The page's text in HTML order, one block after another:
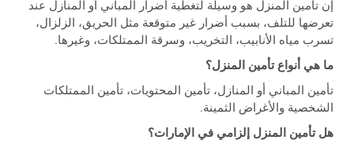
إن تأمين المنزل هو وسيلة لتغطية أضرار المباني أو المنازل عند
تعرضها للتلف، بسبب أضرار غير متوقعة مثل الحريق، الزلزال،
تسرب مياه الأنابيب، التخريب، وسرقة الممتلكات، وغيرها.
ما هي أنواع تأمين المنزل؟
تأمين المباني أو المنازل، تأمين المحتويات، تأمين الممتلكات
الشخصية والأغراض الثمينة.
هل تأمين المنزل إلزامي في الإمارات؟